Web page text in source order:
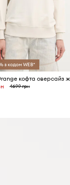
з кодом WEB*
4699 грн